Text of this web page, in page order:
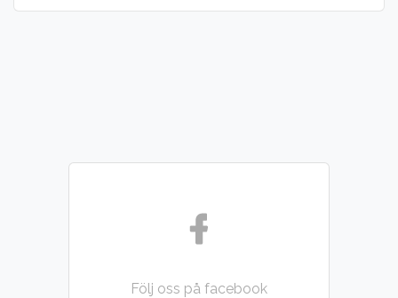
Följ oss på facebook